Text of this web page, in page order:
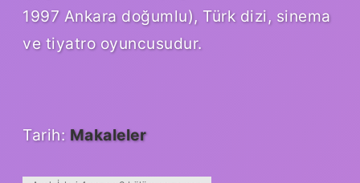
1997 Ankara doğumlu), Türk dizi, sinema
ve tiyatro oyuncusudur.
Tarih: Makaleler